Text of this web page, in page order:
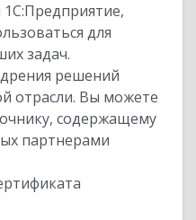
для
задач.
решений
отрасли. Вы можете
содержащему
партнерами